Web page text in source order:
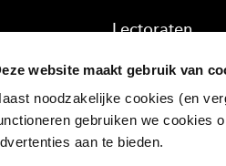
website maakt gebruik van
noodzakelijke cookies (en
gebruiken we cookies
aan te bieden.
Lectoraten
Mensen
Onze kennis
Projecten